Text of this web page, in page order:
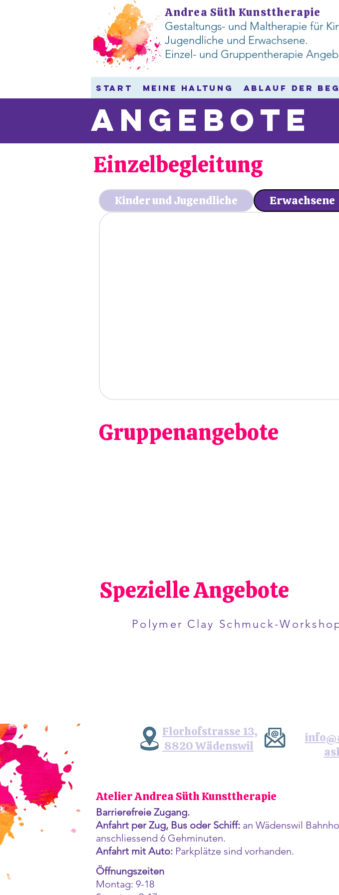
Andrea Süth Kunsttherapie
Gestaltungs- und Maltherapie für
Jugendliche und Erwachsene.
​Einzel- und Gruppentherapie
Start Meine Haltung Ablauf der
Angebote
Einzelbegleitung
Kinder und Jugendliche Erwachsene
Gruppenangebote
Spezielle Angebote
Polymer Clay Schmuck-
Florhofstrasse 13,
8820 Wädenswil
Atelier Andrea Süth Kunsttherapie
Barrierefreie Zugang.
Anfahrt per Zug, Bus oder Schiff: an Wädenswil
anschliessend 6 Gehminuten.
Anfahrt mit Auto: Parkplätze sind vorhanden.
Öffnungszeiten
Montag: 9-18